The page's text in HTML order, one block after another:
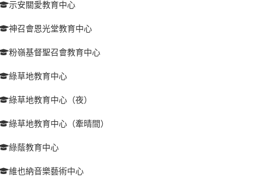
示安關愛教育中心
神召會恩光堂教育中心
粉嶺基督聖召會教育中心
綠草地教育中心
綠草地教育中心（夜）
綠草地教育中心（牽晴間）
綠蔭教育中心
維也納音樂藝術中心